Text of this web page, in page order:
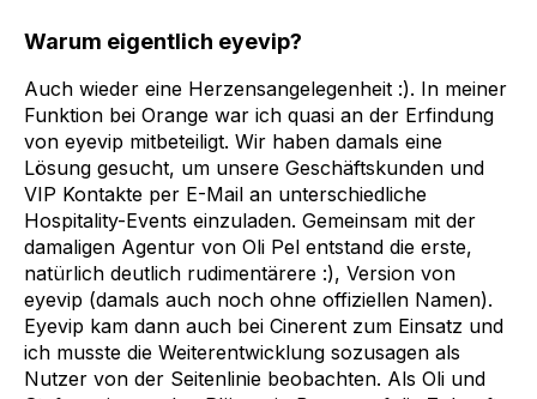
Warum eigentlich eyevip?
Auch wieder eine Herzensangelegenheit :). In meiner
Funktion bei Orange war ich quasi an der Erfindung
von eyevip mitbeteiligt. Wir haben damals eine
Lösung gesucht, um unsere Geschäftskunden und
VIP Kontakte per E-Mail an unterschiedliche
Hospitality-Events einzuladen. Gemeinsam mit der
damaligen Agentur von Oli Pel entstand die erste,
natürlich deutlich rudimentärere :), Version von
eyevip (damals auch noch ohne offiziellen Namen).
Eyevip kam dann auch bei Cinerent zum Einsatz und
ich musste die Weiterentwicklung sozusagen als
Nutzer von der Seitenlinie beobachten. Als Oli und